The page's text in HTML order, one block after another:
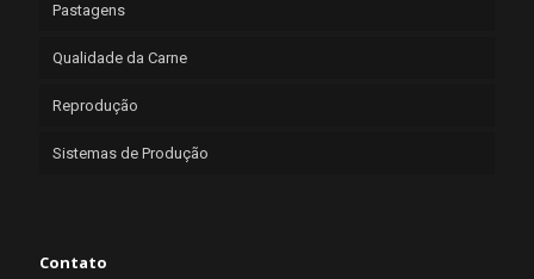
Pastagens
Qualidade da Carne
Reprodução
Sistemas de Produção
Contato